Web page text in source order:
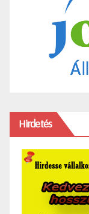
Hirdetés